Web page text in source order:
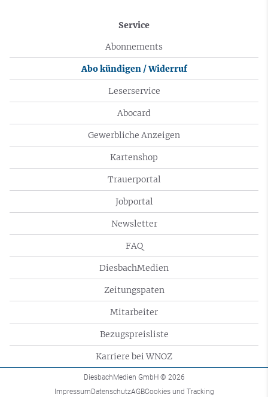
Service
Abonnements
Abo kündigen / Widerruf
Leserservice
Abocard
Gewerbliche Anzeigen
Kartenshop
Trauerportal
Jobportal
Newsletter
FAQ
DiesbachMedien
Zeitungspaten
Mitarbeiter
Bezugspreisliste
Karriere bei WNOZ
DiesbachMedien GmbH © 2026
ImpressumDatenschutzAGBCookies und Tracking